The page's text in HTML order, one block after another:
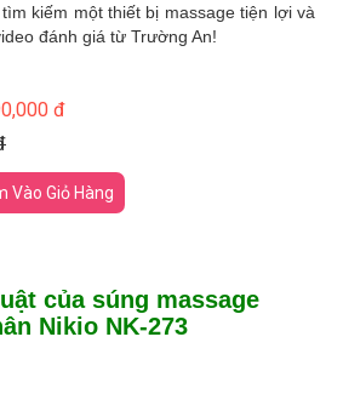
kiếm một thiết bị massage tiện lợi và
đánh giá từ Trường An!
đ
Vào Giỏ Hàng
của súng massage
Nikio NK-273